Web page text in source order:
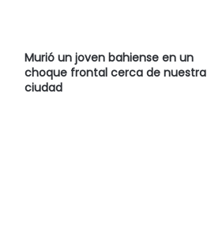
Murió un joven bahiense en un
choque frontal cerca de nuestra
ciudad